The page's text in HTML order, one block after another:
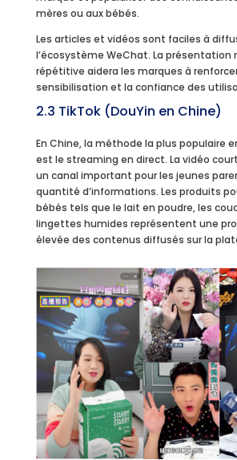
mères ou aux bébés.
Les articles et vidéos sont faciles à
l’écosystème WeChat. La présentation
répétitive aidera les marques à
sensibilisation et la confiance des
2.3 TikTok (DouYin en Chine)
En Chine, la méthode la plus populaire
est le streaming en direct. La vidéo
un canal important pour les jeunes
quantité d’informations. Les produits
bébés tels que le lait en poudre, les
lingettes humides représentent une
élevée des contenus diffusés sur la